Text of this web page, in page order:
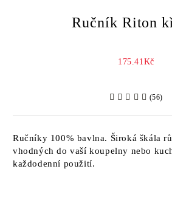
Ručník Riton
175.41Kč
(56)
Ručníky 100% bavlna. Široká škála
vhodných do vaší koupelny nebo
každodenní použití.